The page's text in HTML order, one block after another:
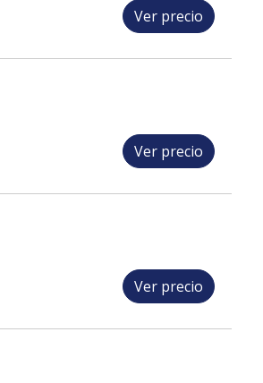
Ver precio
Ver precio
Ver precio